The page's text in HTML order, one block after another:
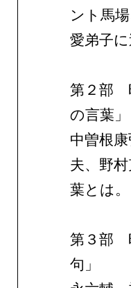
ント馬
愛弟子に
第２部
の言葉」
中曽根
夫、野
葉とは。
第３部
句」